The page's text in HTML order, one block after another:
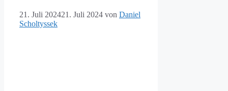
21. Juli 202421. Juli 2024 von Daniel
Scholtyssek